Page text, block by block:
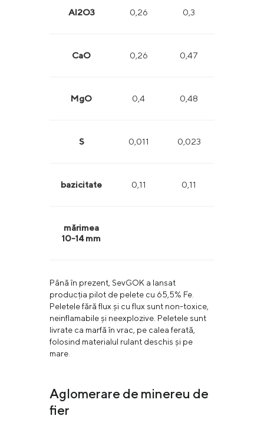
Al2O3 0,26 0,3
CaO 0,26 0,47
MgO 0,4 0,48
S 0,011 0,023
bazicitate 0,11 0,11
mărimea
10-14 mm
Până în prezent, SevGOK a lansat
producția pilot de pelete cu 65,5% Fe.
Peletele fără flux și cu flux sunt non-toxice,
neinflamabile și neexplozive. Peletele sunt
livrate ca marfă în vrac, pe calea ferată,
folosind materialul rulant deschis și pe
mare.
Aglomerare de minereu de
fier